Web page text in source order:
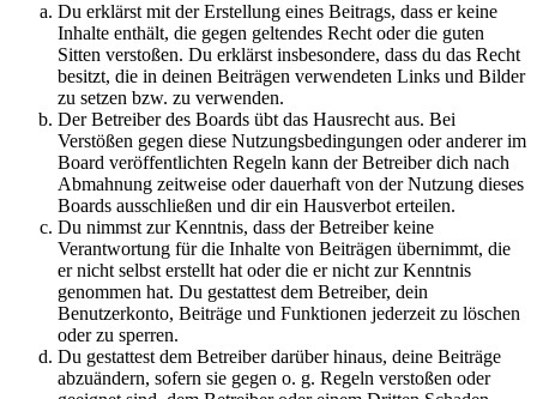
Du erklärst mit der Erstellung eines Beitrags, dass er keine
Inhalte enthält, die gegen geltendes Recht oder die guten
Sitten verstoßen. Du erklärst insbesondere, dass du das Recht
besitzt, die in deinen Beiträgen verwendeten Links und Bilder
zu setzen bzw. zu verwenden.
Der Betreiber des Boards übt das Hausrecht aus. Bei
Verstößen gegen diese Nutzungsbedingungen oder anderer im
Board veröffentlichten Regeln kann der Betreiber dich nach
Abmahnung zeitweise oder dauerhaft von der Nutzung dieses
Boards ausschließen und dir ein Hausverbot erteilen.
Du nimmst zur Kenntnis, dass der Betreiber keine
Verantwortung für die Inhalte von Beiträgen übernimmt, die
er nicht selbst erstellt hat oder die er nicht zur Kenntnis
genommen hat. Du gestattest dem Betreiber, dein
Benutzerkonto, Beiträge und Funktionen jederzeit zu löschen
oder zu sperren.
Du gestattest dem Betreiber darüber hinaus, deine Beiträge
abzuändern, sofern sie gegen o. g. Regeln verstoßen oder